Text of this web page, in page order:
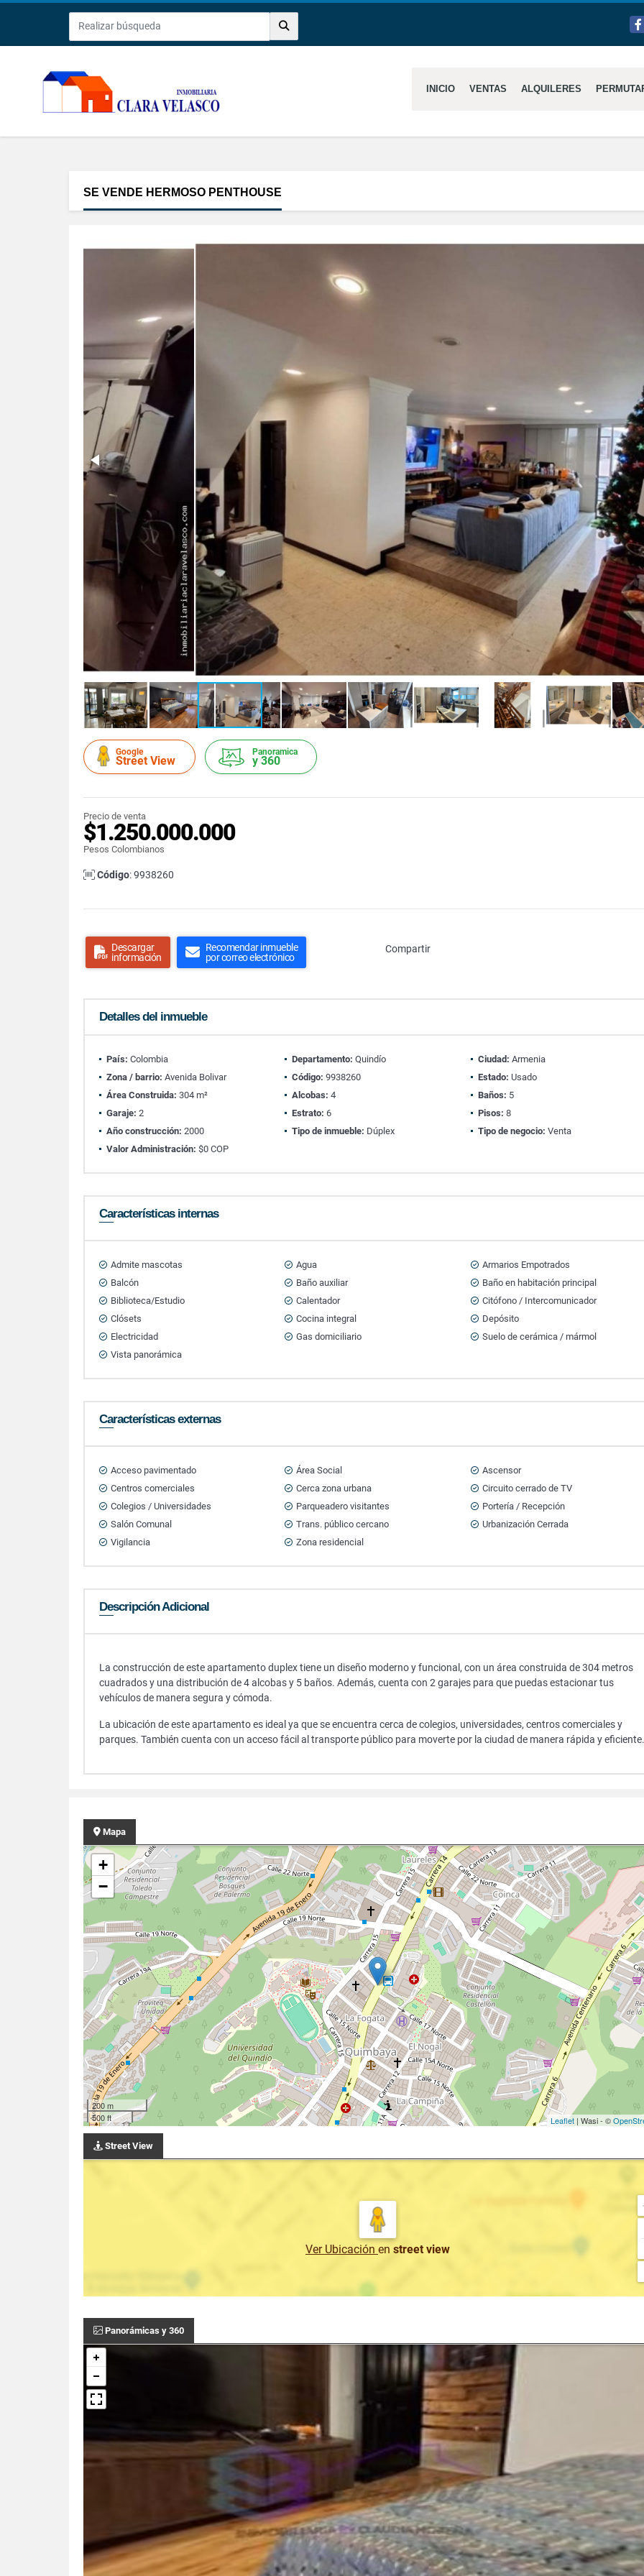
INICIO VENTAS ALQUILERES
SE VENDE HERMOSO PENTHOUSE
Google
Street View
Panoramica
y 360
Precio de venta
$1.250.000.000
Pesos Colombianos
Código: 9938260
Descargar
información
Recomendar inmueble
por correo electrónico
Compartir
Detalles del inmueble
País: Colombia Departamento: Quindío Ciudad: Armenia
Zona / barrio: Avenida Bolivar Código: 9938260 Estado: Usado
Área Construida: 304 m² Alcobas: 4 Baños: 5
Garaje: 2 Estrato: 6 Pisos: 8
Año construcción: 2000 Tipo de inmueble: Dúplex Tipo de negocio: Venta
Valor Administración: $0 COP
Características internas
Admite mascotas Agua
Armarios Empotrados
Balcón
Baño auxiliar
Baño en habitación principal
Biblioteca/Estudio
Calentador
Citófono / Intercomunicador
Clósets
Cocina integral
Depósito
Electricidad
Gas domiciliario
Suelo de cerámica / mármol
Vista panorámica
Características externas
Acceso pavimentado Área Social
Ascensor
Centros comerciales
Cerca zona urbana
Circuito cerrado de TV
Colegios / Universidades
Parqueadero visitantes
Portería / Recepción
Salón Comunal
Trans. público cercano
Urbanización Cerrada
Vigilancia
Zona residencial
Descripción Adicional
La construcción de este apartamento duplex tiene un diseño moderno y funcional, con un área construida de 304 metros
cuadrados y una distribución de 4 alcobas y 5 baños. Además, cuenta con 2 garajes para que puedas estacionar tus
vehículos de manera segura y cómoda.
La ubicación de este apartamento es ideal ya que se encuentra cerca de colegios, universidades, centros comerciales y
parques. También cuenta con un acceso fácil al transporte público para moverte por la ciudad de manera rápida y eficiente.
Mapa
+
−
200 m
500 ft
Leaflet | Wasi - ©
Street View
Ver Ubicación en street view
Panorámicas y 360